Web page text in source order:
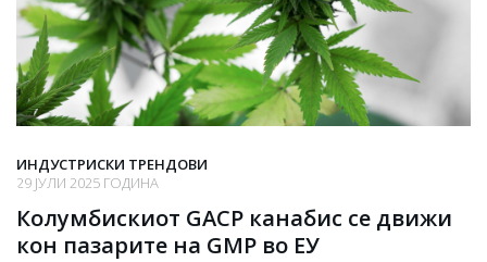
ИНДУСТРИСКИ ТРЕНДОВИ
29 ЈУЛИ 2025 ГОДИНА
Колумбискиот GACP канабис се движи
кон пазарите на GMP во ЕУ